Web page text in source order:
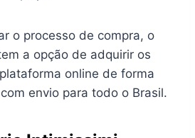
o processo de compra, o
a opção de adquirir os
online de forma
envio para todo o Brasil.